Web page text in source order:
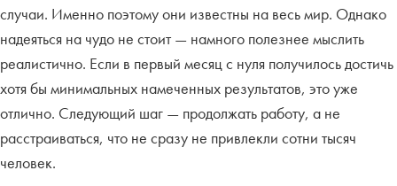
случаи. Именно поэтому они известны на весь мир. Однако
надеяться на чудо не стоит — намного полезнее мыслить
реалистично. Если в первый месяц с нуля получилось достичь
хотя бы минимальных намеченных результатов, это уже
отлично. Следующий шаг — продолжать работу, а не
расстраиваться, что не сразу не привлекли сотни тысяч
человек.